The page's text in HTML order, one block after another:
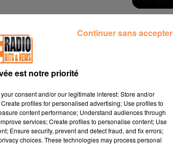
Dancer
1
est notre priorité
consent and/or our legitimate interest: Store and/or
profiles for personalised advertising; Use profiles to
content performance; Understand audiences through
services; Create profiles to personalise content; Use
Ensure security, prevent and detect fraud, and fix errors;
choices. These technologies may process personal
Continuer sans accepter